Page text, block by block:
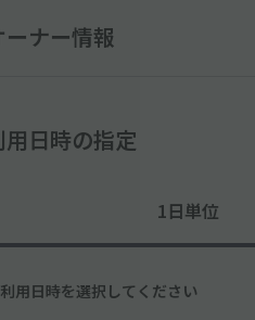
学校の近隣駐車場です。お子様や
ーナー情報
用日時の指定
1日単位
用日時を選択してください